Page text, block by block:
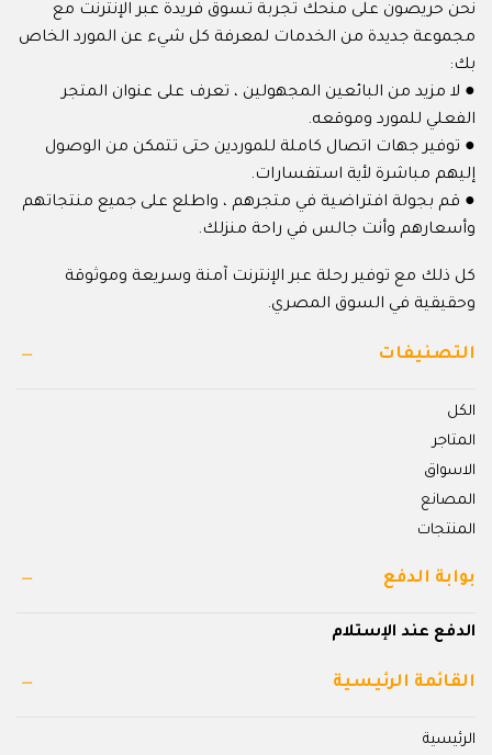
نحن حريصون على منحك تجربة تسوق فريدة عبر الإنترنت مع
مجموعة جديدة من الخدمات لمعرفة كل شيء عن المورد الخاص
بك:
● لا مزيد من البائعين المجهولين ، تعرف على عنوان المتجر
الفعلي للمورد وموقعه.
● توفير جهات اتصال كاملة للموردين حتى تتمكن من الوصول
إليهم مباشرة لأية استفسارات.
● قم بجولة افتراضية في متجرهم ، واطلع على جميع منتجاتهم
وأسعارهم وأنت جالس في راحة منزلك.
كل ذلك مع توفير رحلة عبر الإنترنت آمنة وسريعة وموثوقة
وحقيقية في السوق المصري.
التصنيفات
الكل
المتاجر
الاسواق
المصانع
المنتجات
بوابة الدفع
الدفع عند الإستلام
القائمة الرئيسية
الرئيسية